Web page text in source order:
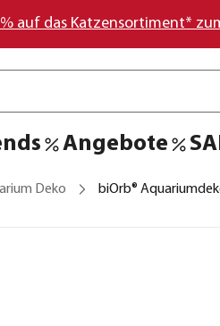
auf das Katzensortiment*
Angebote
Deko biOrb®